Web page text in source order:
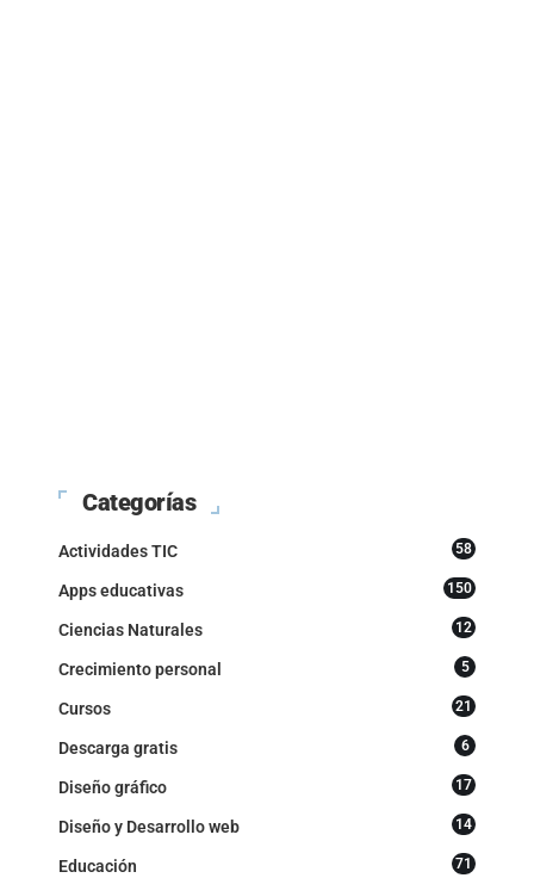
Categorías
Actividades TIC 58
Apps educativas 150
Ciencias Naturales 12
Crecimiento personal 5
Cursos 21
Descarga gratis 6
Diseño gráfico 17
Diseño y Desarrollo web 14
Educación 71